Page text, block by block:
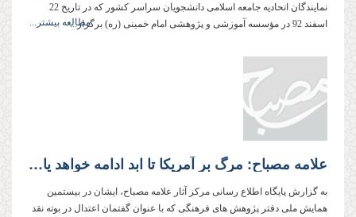
نمایندگان اتحادیه جامعه اسلامی دانشجویان سراسر کشور که در تاریخ 22
اسفند 92 در مؤسسه آموزشی و پژوهشی امام خمینی (ره) برگزار...
مطالعه بیشتر...
علامه مصباح: مرگ بر آمریکا تا ابد ادامه خواهد یافت
به گزارش پایگاه اطلاع رسانی مرکز آثار علامه مصباح، ایشان در بیستمین
همایش ملی دفتر پژوهش های فرهنگی که با عنوان گفتمان اعتدال در بوته نقد